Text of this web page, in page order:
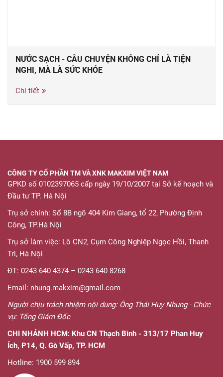
NƯỚC SẠCH - CÂU CHUYỆN KHÔNG CHỈ LÀ TIỆN
NGHI, MÀ LÀ SỨC KHỎE
Chi tiết
CÔNG TY CỔ PHẦN TM VÀ XNK MAKXIM VIỆT NAM
GPKD số 0102397065 cấp ngày 19/10/2007 tại Sở kế hoạch và
Đầu tư TP. Hà Nội
Trụ sở chính: Số 8B ngõ 404 Kim Giang, tổ 22, Phường Định
Công, TP.Hà Nội
Trụ sở làm việc: Lô CN2, Cụm Công Nghiệp Ngọc Hồi, Thanh
Trì, Hà Nội
ĐT: 0243 640 4374 – 0243 640 8268
Email: nhung.makxim@gmail.com
Người chịu trách nhiệm nội dung: Ông Thái Huy Nhung - Chức
vụ: Tổng Giám Đốc
CHI NHÁNH HCM: Khu CN Thạch Bình - 313/17 Phan Huy
Ích, P14, Q. Gò Vấp, TP. HCM
Hotline: 1900 599 894